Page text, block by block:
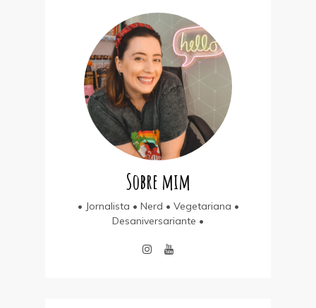
Sobre mim
• Jornalista • Nerd • Vegetariana •
Desaniversariante •